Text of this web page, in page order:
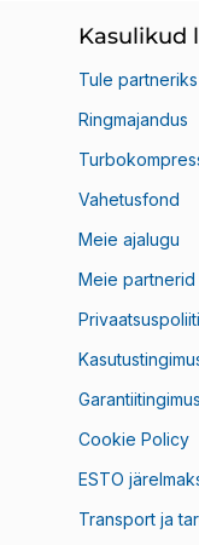
Kasulikud
Tule partneriks
Ringmajandus
Vahetusfond
Meie ajalugu
Meie partnerid
Cookie Policy
ESTO
Transport ja